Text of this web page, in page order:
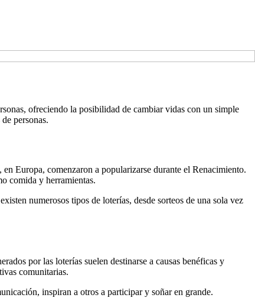
ofreciendo la posibilidad de cambiar vidas con un simple
personas.
Europa, comenzaron a popularizarse durante el Renacimiento.
comida y herramientas.
numerosos tipos de loterías, desde sorteos de una sola vez
por las loterías suelen destinarse a causas benéficas y
comunitarias.
inspiran a otros a participar y soñar en grande.